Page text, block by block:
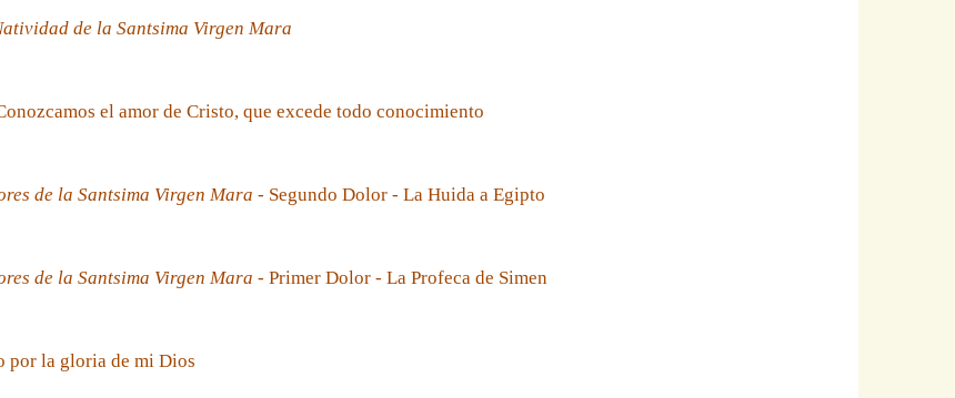
de la Santsima Virgen Mara
el amor de Cristo, que excede todo conocimiento
de la Santsima Virgen Mara - Segundo Dolor - La Huida a Egipto
de la Santsima Virgen Mara - Primer Dolor - La Profeca de Simen
por la gloria de mi Dios